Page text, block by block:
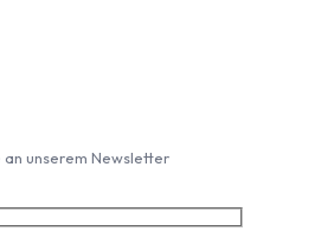
an unserem Newsletter